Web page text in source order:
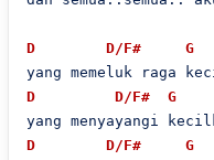
D D/F#
G
D
D/F#
G
D
D/F#
G